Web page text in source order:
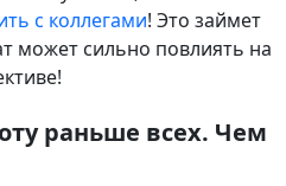
с коллегами! Это займет
может сильно повлиять на
раньше всех. Чем